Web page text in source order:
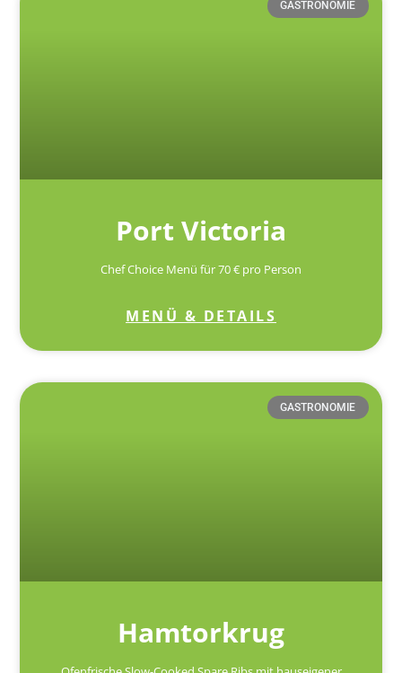
GASTRONOMIE
Port Victoria
Chef Choice Menü für 70 € pro Person
MENÜ & DETAILS
GASTRONOMIE
Hamtorkrug